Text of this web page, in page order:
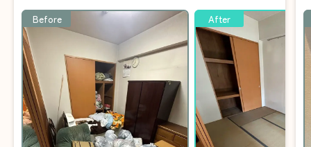
Before After